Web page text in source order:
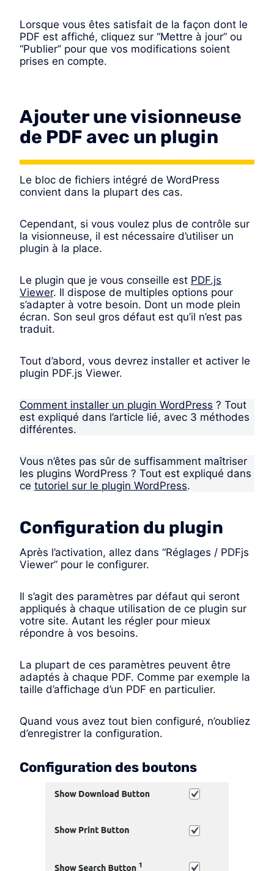
Lorsque vous êtes satisfait de la façon dont le
PDF est affiché, cliquez sur “Mettre à jour” ou
“Publier” pour que vos modifications soient
prises en compte.
Ajouter une visionneuse
de PDF avec un plugin
Le bloc de fichiers intégré de WordPress
convient dans la plupart des cas.
Cependant, si vous voulez plus de contrôle sur
la visionneuse, il est nécessaire d’utiliser un
plugin à la place.
Le plugin que je vous conseille est PDF.js
Viewer. Il dispose de multiples options pour
s’adapter à votre besoin. Dont un mode plein
écran. Son seul gros défaut est qu’il n’est pas
traduit.
Tout d’abord, vous devrez installer et activer le
plugin PDF.js Viewer.
Comment installer un plugin WordPress ? Tout
est expliqué dans l’article lié, avec 3 méthodes
différentes.
Vous n’êtes pas sûr de suffisamment maîtriser
les plugins WordPress ? Tout est expliqué dans
ce tutoriel sur le plugin WordPress.
Configuration du plugin
Après l’activation, allez dans “Réglages / PDFjs
Viewer” pour le configurer.
Il s’agit des paramètres par défaut qui seront
appliqués à chaque utilisation de ce plugin sur
votre site. Autant les régler pour mieux
répondre à vos besoins.
La plupart de ces paramètres peuvent être
adaptés à chaque PDF. Comme par exemple la
taille d’affichage d’un PDF en particulier.
Quand vous avez tout bien configuré, n’oubliez
d’enregistrer la configuration.
Configuration des boutons